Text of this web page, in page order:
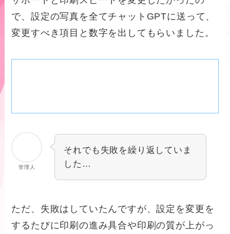
で、設定の写真を全てチャットGPTに送って、
変更すべき項目と数字を出してもらいました。
管理人
それでも失敗を繰り返していま
した…
ただ、失敗はしていたんですが、設定を変更を
するたびに印刷の進み具合や印刷の質が上がっ